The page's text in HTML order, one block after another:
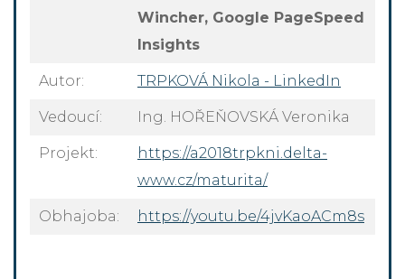
Wincher, Google PageSpeed
Insights
Autor: TRPKOVÁ Nikola - LinkedIn
Vedoucí: Ing. HOŘEŇOVSKÁ Veronika
Projekt:
https://a2018trpkni.delta-
www.cz/maturita/
Obhajoba: https://youtu.be/4jvKaoACm8s